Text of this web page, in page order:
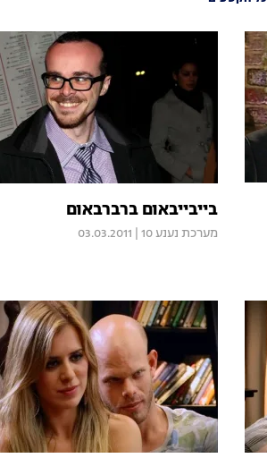
בייבייבאום ברברבאום
מערכת נענע 10 03.03.2011